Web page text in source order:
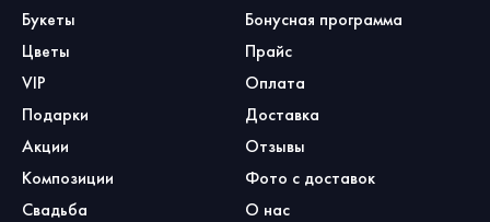
Букеты
Цветы
VIP
Подарки
Акции
Композиции
Свадьба
Бонусная программа
Прайс
Оплата
Доставка
Отзывы
Фото с доставок
О нас